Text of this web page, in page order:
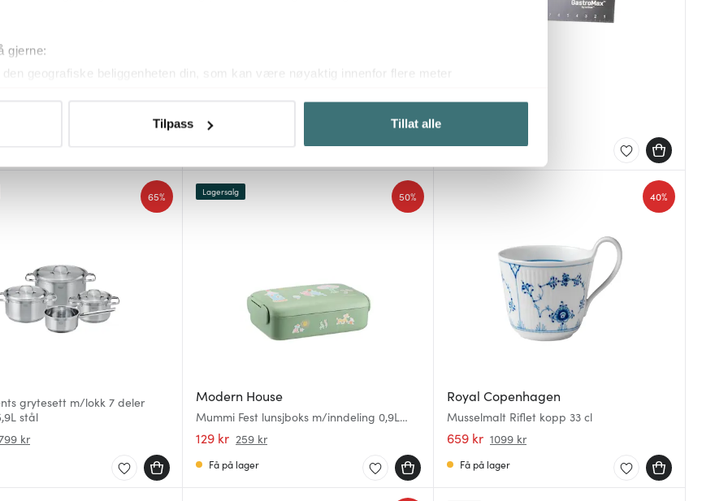
gjerne:
den geografiske beliggenheten din, som kan være nøyaktig innenfor flere meter
trekke tilbake ditt samtykke fra erklæringen om informasjonskapsler.
for å gi innhold og annonser et personlig preg, for å levere sosiale mediefunksjoner og for å
dessuten informasjon om hvordan du bruker nettstedet vårt, med partnerne våre innen
analysearbeid, som kan kombinere den med annen informasjon du har gjort tilgjengelig for
Tilpass Tillat alle
Smeg
Sitruspresse CJF11 svart
1139 kr
Gastromax
Deigskrape
På lager
grytesett m/lokk 7 deler
stål
kr
65%
Modern House
Mummi Fest lunsjboks m/inndeling 0,9L
grønn/multi
129 kr 259 kr
50%
Lagersalg
Få på lager
Royal Copenhagen
Musselmalt Riflet kopp 33 cl
659 kr 1099 kr
40%
Få på lager